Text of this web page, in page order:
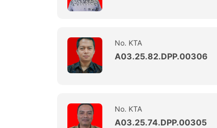
No. KTA
A03.25.82.DPP.00306
No. KTA
A03.25.74.DPP.00305